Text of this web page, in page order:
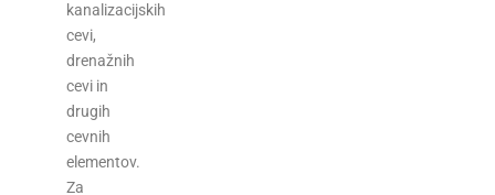
kanalizacijskih
cevi,
drenažnih
cevi in
drugih
cevnih
elementov.
Za